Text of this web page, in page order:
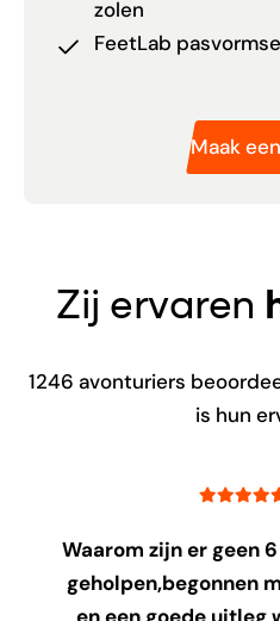
zolen
FeetLab
Maak
Zij ervaren
1246 avonturiers
is hun
Waarom zijn er geen
geholpen,begonnen